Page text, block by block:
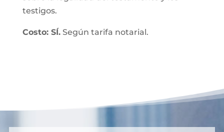
testigos.
Costo: SÍ.Según tarifa notarial.